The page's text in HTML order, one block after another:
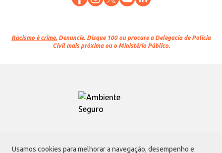
Usamos cookies para melhorar a navegação, desempenho e
Racismo é crime. Denuncie. Disque 100 ou procure a Delegacia de Polícia
Civil mais próxima ou o Ministério Público.
Atacadão S.A.